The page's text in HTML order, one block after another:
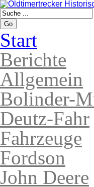
Go
Start
Berichte
Allgemein
Bolinder-
Deutz-Fahr
Fahrzeuge
Fordson
John Deere